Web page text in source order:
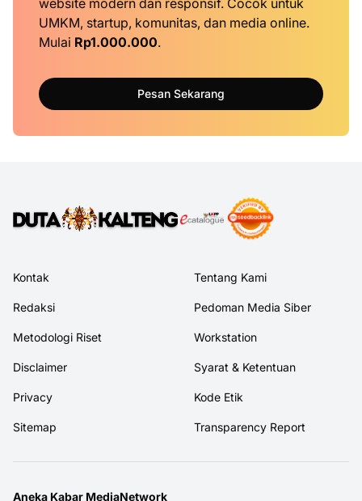
website modern dan responsif. Cocok untuk
UMKM, startup, komunitas, dan media online.
Mulai Rp1.000.000.
Pesan Sekarang
Kontak Tentang Kami
Redaksi Pedoman Media Siber
Metodologi Riset Workstation
Disclaimer Syarat & Ketentuan
Privacy Kode Etik
Sitemap Transparency Report
Aneka Kabar MediaNetwork